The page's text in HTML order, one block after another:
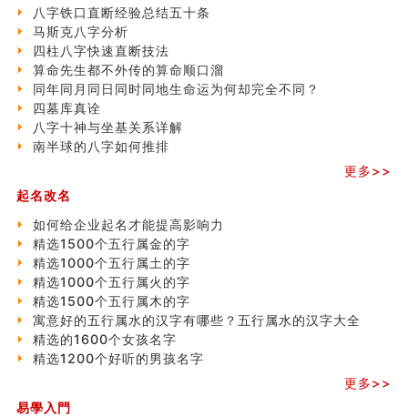
大門風水五大禁忌！大門風水擺設？門中門風水解方？
出现这几种面相桃花泛
寓意好的五行属水的汉字有哪些？五行属水的汉字大全
玄空本义 (一)
＂天下第一关＂的由来
无名指长的人有艺术天赋？手指长短能看出什么？
六爻測住宅風水 (三)
別再一知半解！正解住宅風水十大禁忌
風水辟邪大全
八字铁口直断经验总结五十条
马斯克八字分析
四柱八字快速直断技法
算命先生都不外传的算命顺口溜
同年同月同日同时同地生命运为何却完全不同？
四墓库真诠
八字十神与坐基关系详解
南半球的八字如何推排
更多>>
起名改名
如何给企业起名才能提高影响力
精选1500个五行属金的字
精选1000个五行属土的字
精选1000个五行属火的字
精选1500个五行属木的字
寓意好的五行属水的汉字有哪些？五行属水的汉字大全
精选的1600个女孩名字
精选1200个好听的男孩名字
更多>>
易學入門